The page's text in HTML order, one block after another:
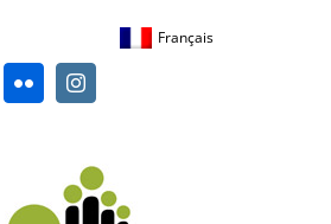
Français
Flickr Instagram